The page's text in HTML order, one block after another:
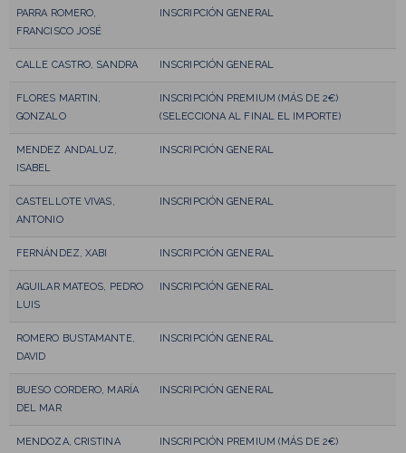
PARRA ROMERO,
FRANCISCO JOSÉ
INSCRIPCIÓN GENERAL
CALLE CASTRO, SANDRA INSCRIPCIÓN GENERAL
FLORES MARTIN,
GONZALO
INSCRIPCIÓN PREMIUM (MÁS DE 2€)
(SELECCIONA AL FINAL EL IMPORTE)
MENDEZ ANDALUZ,
ISABEL
INSCRIPCIÓN GENERAL
CASTELLOTE VIVAS,
ANTONIO
INSCRIPCIÓN GENERAL
FERNÁNDEZ, XABI INSCRIPCIÓN GENERAL
AGUILAR MATEOS, PEDRO
LUIS
INSCRIPCIÓN GENERAL
ROMERO BUSTAMANTE,
DAVID
INSCRIPCIÓN GENERAL
BUESO CORDERO, MARÍA
DEL MAR
INSCRIPCIÓN GENERAL
MENDOZA, CRISTINA
INSCRIPCIÓN PREMIUM (MÁS DE 2€)